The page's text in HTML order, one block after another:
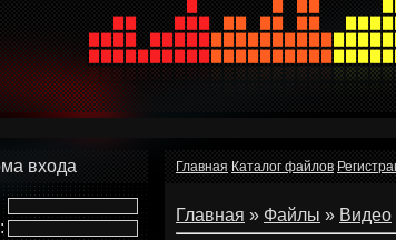
входа Главная Каталог файлов
Главная » Файлы » Видео